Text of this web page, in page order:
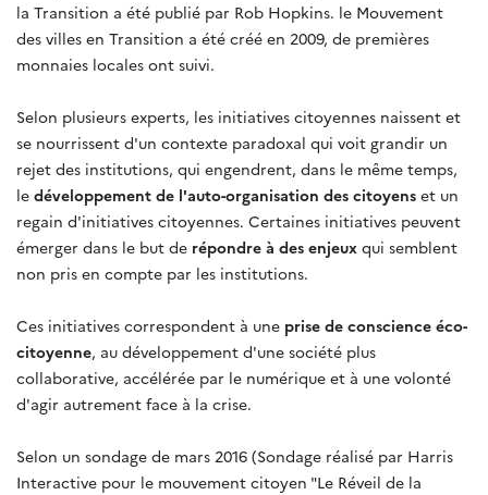
la Transition a été publié par Rob Hopkins. le Mouvement
des villes en Transition a été créé en 2009, de premières
monnaies locales ont suivi.
Selon plusieurs experts, les initiatives citoyennes naissent et
se nourrissent d'un contexte paradoxal qui voit grandir un
rejet des institutions, qui engendrent, dans le même temps,
le développement de l'auto-organisation des citoyens et un
regain d'initiatives citoyennes. Certaines initiatives peuvent
émerger dans le but de répondre à des enjeux qui semblent
non pris en compte par les institutions.
Ces initiatives correspondent à une prise de conscience éco-
citoyenne, au développement d'une société plus
collaborative, accélérée par le numérique et à une volonté
d'agir autrement face à la crise.
Selon un sondage de mars 2016 (Sondage réalisé par Harris
Interactive pour le mouvement citoyen "Le Réveil de la